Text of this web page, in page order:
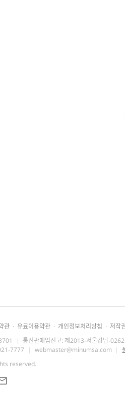
관 · 유료이용약관 · 개인정보처리방침 · 저작
| 통신판매업신고: 제2013-서울강남-
7777 | webmaster@minumsa.com |
reserved.